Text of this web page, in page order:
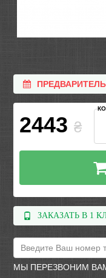
2443 ₴
ЗАКАЗАТЬ В 1
МЫ ПЕРЕЗВОНИМ